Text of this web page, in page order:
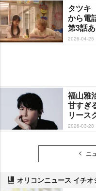
タツキ
から電
第3話
2026-04-25
福山雅
甘すぎ
リース
2026-03-28
ニ
オリコンニュース イチオ